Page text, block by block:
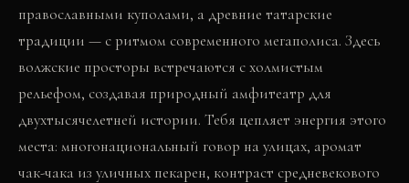
православными куполами, а древние татарские
традиции — с ритмом современного мегаполиса. Здесь
волжские просторы встречаются с холмистым
рельефом, создавая природный амфитеатр для
двухтысячелетней истории. Тебя цепляет энергия этого
места: многонациональный говор на улицах, аромат
чак-чака из уличных пекарен, контраст средневекового